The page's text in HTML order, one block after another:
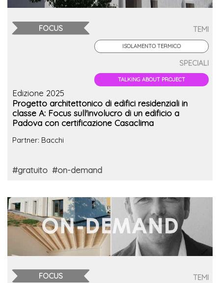
FOCUS TEMI
ISOLAMENTO TERMICO
SPECIALI
TALKING ABOUT PROJECT
Edizione 2025
Progetto architettonico di edifici residenziali in
classe A: Focus sull'involucro di un edificio a
Padova con certificazione Casaclima
Partner: Bacchi
#gratuito #on-demand
FOCUS TEMI